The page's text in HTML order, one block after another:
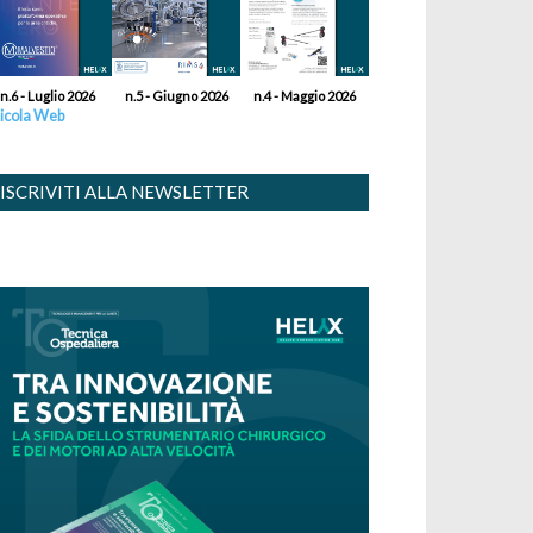
n.6 - Luglio 2026 n.5 - Giugno 2026 n.4 - Maggio 2026
Web
ISCRIVITI ALLA NEWSLETTER